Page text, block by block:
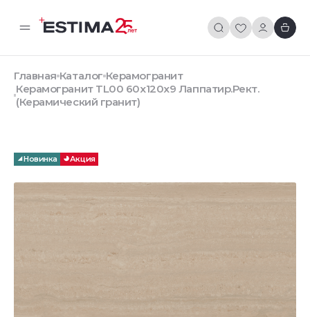
Главная Каталог Керамогранит
Керамогранит TL00 60x120x9 Лаппатир.Рект.
(Керамический гранит)
Новинка Акция